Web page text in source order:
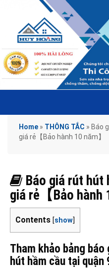
Home » THÔNG TẮC » Báo
giá rẻ【Bảo hành 10 năm】
Báo giá rút hút
giá rẻ【Bảo hành
Contents [show]
Tham khảo bảng
hút hầm cầu tại quận